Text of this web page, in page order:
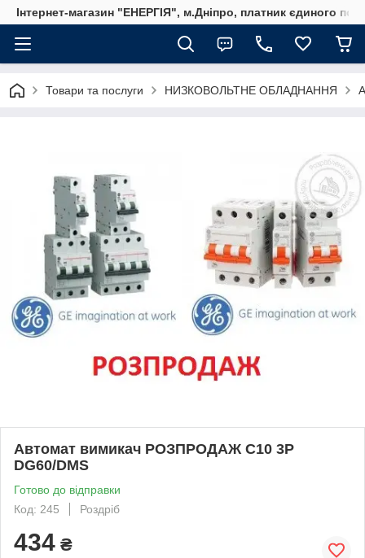
Інтернет-магазин "ЕНЕРГІЯ", м.Дніпро, платник єдиного
Товари та послуги НИЗКОВОЛЬТНЕ ОБЛАДНАННЯ
Автомат вимикач РОЗПРОДАЖ C10 3P
DG60/DMS
Готово до відправки
Код: 245
Роздріб
434 ₴